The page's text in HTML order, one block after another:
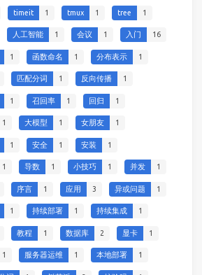
timeit 1 tmux 1 tree 1
人工智能 1 会议 1 入门 16
1 函数命名 1 分布表示 1
匹配分词 1 反向传播 1
1 召回率 1 回归 1
1 大模型 1 女朋友 1
1 安全 1 安装 1
1 导数 1 小技巧 1 并发 1
序言 1 应用 3 异或问题 1
1 持续部署 1 持续集成 1
教程 1 数据库 2 显卡 1
1 服务器运维 1 本地部署 1